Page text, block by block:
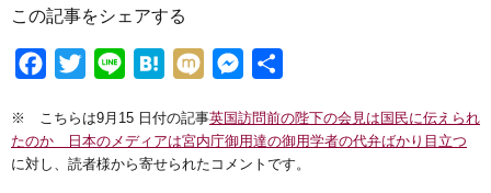
この記事をシェアする
c
i
t
n
e
H
t
e
M
x
s
※ こちらは9月15 日付の記事英国訪問前の陛下の会見は国民に伝えられ
たのか 日本のメディアは宮内庁御用達の御用学者の代弁ばかり目立つ
に対し、読者様から寄せられたコメントです。